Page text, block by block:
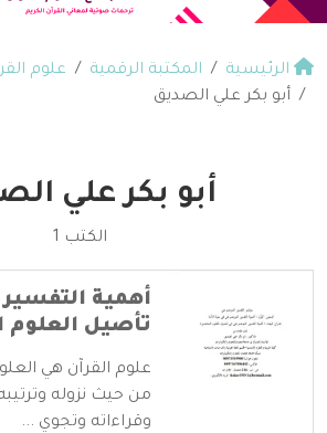
الرئيسية المكتبة الرقمية
علوم
أبو بكر علي الصديق
أبو بكر علي
الكتب 1
أهمية
تأصيل العلوم
علوم القرآن هي
من حيث نزوله
وقراءاته وتجوي ...